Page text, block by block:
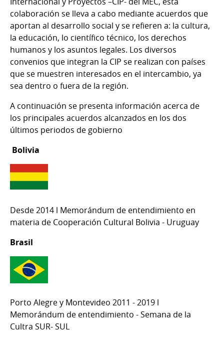
colaboración se lleva a cabo mediante acuerdos que
aportan al desarrollo social y se refieren a: la cultura,
la educación, lo científico técnico, los derechos
humanos y los asuntos legales. Los diversos
convenios que integran la CIP se realizan con países
que se muestren interesados en el intercambio, ya
sea dentro o fuera de la región.
A continuación se presenta información acerca de
los principales acuerdos alcanzados en los dos
últimos periodos de gobierno
Bolivia
Desde 2014 l Memorándum de entendimiento en
materia de Cooperación Cultural Bolivia - Uruguay
Brasil
Porto Alegre y Montevideo 2011 - 2019 l
Memorándum de entendimiento - Semana de la
Cultra SUR- SUL